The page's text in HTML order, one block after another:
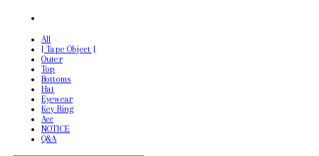
All
[ Tape Object ]
Outer
Top
Bottoms
Hat
Eyewear
Key Ring
Acc
NOTICE
Q&A